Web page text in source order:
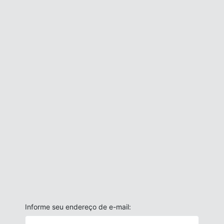
Informe seu endereço de e-mail: